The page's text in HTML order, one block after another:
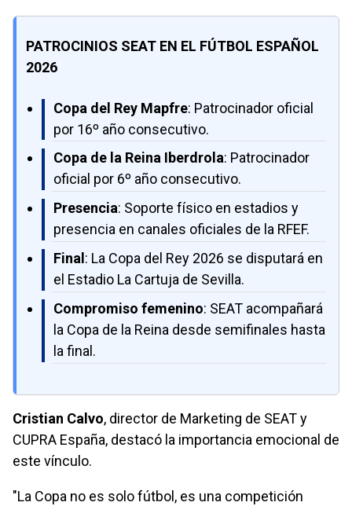
PATROCINIOS SEAT EN EL FÚTBOL ESPAÑOL
2026
Copa del Rey Mapfre: Patrocinador oficial
por 16º año consecutivo.
Copa de la Reina Iberdrola: Patrocinador
oficial por 6º año consecutivo.
Presencia: Soporte físico en estadios y
presencia en canales oficiales de la RFEF.
Final : La Copa del Rey 2026 se disputará en
el Estadio La Cartuja de Sevilla.
Compromiso femenino: SEAT acompañará
la Copa de la Reina desde semifinales hasta
la final.
Cristian Calvo, director de Marketing de SEAT y
CUPRA España, destacó la importancia emocional de
este vínculo.
"La Copa no es solo fútbol, es una competición